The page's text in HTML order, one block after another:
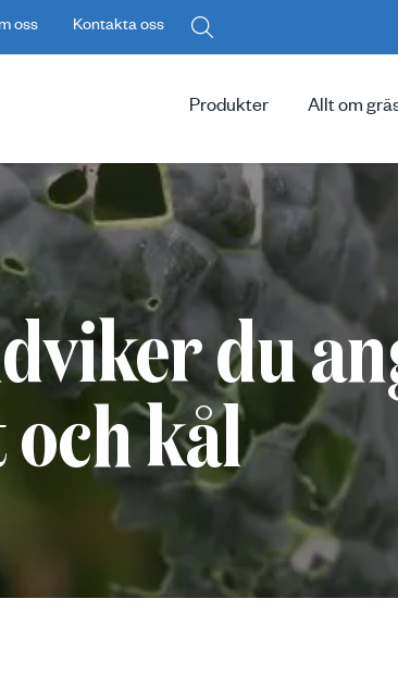
oss Kontakta oss
Produkter Allt om
du
kål